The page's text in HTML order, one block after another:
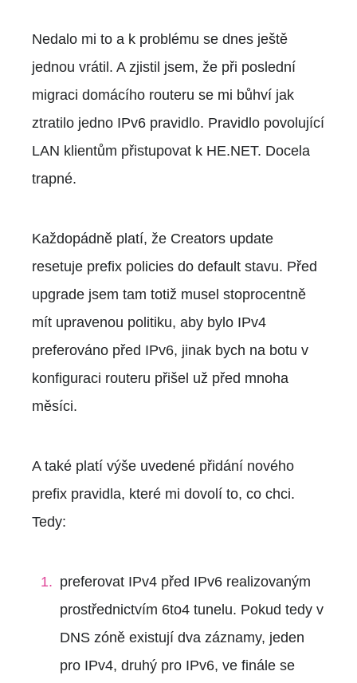
Nedalo mi to a k problému se dnes ještě
jednou vrátil. A zjistil jsem, že při poslední
migraci domácího routeru se mi bůhví jak
ztratilo jedno IPv6 pravidlo. Pravidlo povolující
LAN klientům přistupovat k HE.NET. Docela
trapné.
Každopádně platí, že Creators update
resetuje prefix policies do default stavu. Před
upgrade jsem tam totiž musel stoprocentně
mít upravenou politiku, aby bylo IPv4
preferováno před IPv6, jinak bych na botu v
konfiguraci routeru přišel už před mnoha
měsíci.
A také platí výše uvedené přidání nového
prefix pravidla, které mi dovolí to, co chci.
Tedy:
preferovat IPv4 před IPv6 realizovaným
prostřednictvím 6to4 tunelu. Pokud tedy v
DNS zóně existují dva záznamy, jeden
pro IPv4, druhý pro IPv6, ve finále se